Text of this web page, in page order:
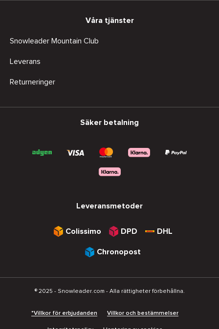
Våra tjänster
Snowleader Mountain Club
Leverans
Returneringer
Säker betalning
Leveransmetoder
Colissimo DPD DHL
Chronopost
® 2025 - Snowleader.com - Alla rättigheter förbehållna.
*Villkor för erbjudanden Villkor och bestämmelser